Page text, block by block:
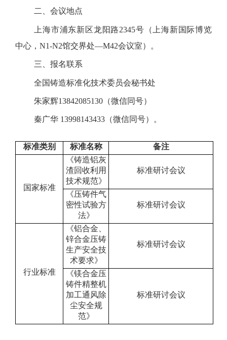
二、会议地点
上海市浦东新区龙阳路2345号（上海新国际博览
中心， N1-N2馆交界处—M42会议室）。
三、报名联系
全国铸造标准化技术委员会秘书处
朱家辉13842085130 （微信同号）
秦广华 13998143433 （微信同号）。
标准类别 标准名称 备注
国家标准
《铸造铝灰
渣回收利用
技术规范》
标准研讨会议
《压铸件气
密性试验方
法》
标准研讨会议
行业标准
《铝合金、
锌合金压铸
生产安全技
术要求》
标准研讨会议
《镁合金压
铸件精整机
加工通风除
尘安全规
范》
标准研讨会议